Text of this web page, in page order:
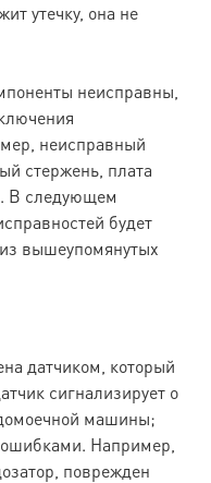
утечку, она не
неисправны,
неисправный
стержень, плата
В следующем
будет
вышеупомянутых
датчиком, который
сигнализирует о
машины;
Например,
поврежден